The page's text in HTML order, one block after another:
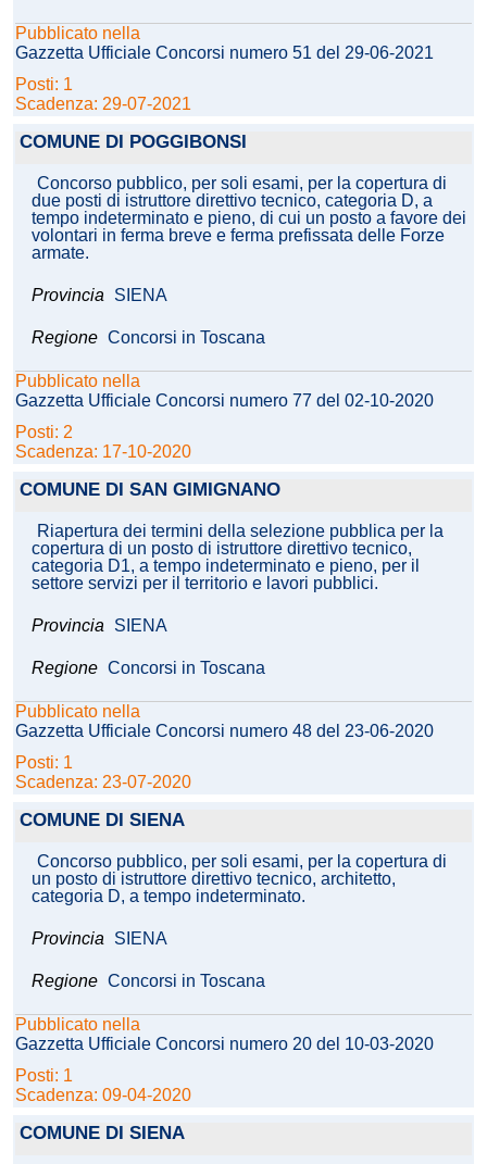
Pubblicato nella
Gazzetta Ufficiale Concorsi numero 51 del 29-06-2021
Posti: 1
Scadenza: 29-07-2021
COMUNE DI POGGIBONSI
Concorso pubblico, per soli esami, per la copertura di
due posti di istruttore direttivo tecnico, categoria D, a
tempo indeterminato e pieno, di cui un posto a favore dei
volontari in ferma breve e ferma prefissata delle Forze
armate.
Provincia SIENA
Regione Concorsi in Toscana
Pubblicato nella
Gazzetta Ufficiale Concorsi numero 77 del 02-10-2020
Posti: 2
Scadenza: 17-10-2020
COMUNE DI SAN GIMIGNANO
Riapertura dei termini della selezione pubblica per la
copertura di un posto di istruttore direttivo tecnico,
categoria D1, a tempo indeterminato e pieno, per il
settore servizi per il territorio e lavori pubblici.
Provincia SIENA
Regione Concorsi in Toscana
Pubblicato nella
Gazzetta Ufficiale Concorsi numero 48 del 23-06-2020
Posti: 1
Scadenza: 23-07-2020
COMUNE DI SIENA
Concorso pubblico, per soli esami, per la copertura di
un posto di istruttore direttivo tecnico, architetto,
categoria D, a tempo indeterminato.
Provincia SIENA
Regione Concorsi in Toscana
Pubblicato nella
Gazzetta Ufficiale Concorsi numero 20 del 10-03-2020
Posti: 1
Scadenza: 09-04-2020
COMUNE DI SIENA